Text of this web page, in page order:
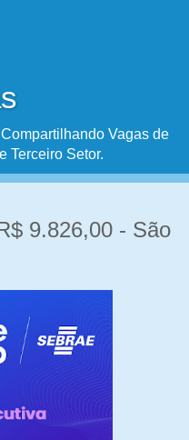
Vagas de
Terceiro Setor.
9.826,00 - São